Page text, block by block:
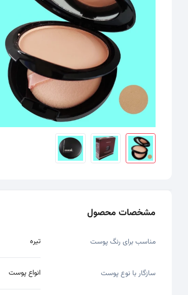
سایر تصاویر محصول - تصاویر بندانگشتی
مشخصات محصول
مناسب برای رنگ پوست تیره
سازگار با نوع پوست انواع پوست